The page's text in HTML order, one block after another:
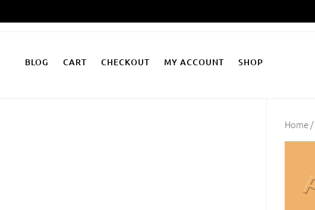
Inhalt
BLOG CART CHECKOUT MY ACCOUNT SHOP
Home/